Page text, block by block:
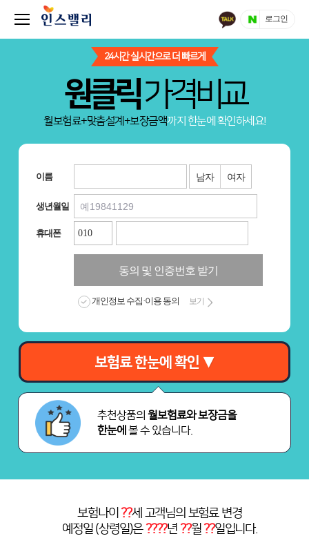
로그인
24시간 실시간으로 더 빠르게
원클릭가격비교
월보험료+맞춤설계+보장금액까지 한눈에 확인하세요!
이름 남자 여자
생년월일
휴대폰
동의 및 인증번호 받기
개인정보 수집·이용 동의 보기
보험료 한눈에 확인 ▼
추천상품의월보험료와 보장금을
한눈에 볼 수 있습니다.
보험나이 ??세 고객님의 보험료 변경
예정일 (상령일)은 ????년 ??월 ??일입니다.